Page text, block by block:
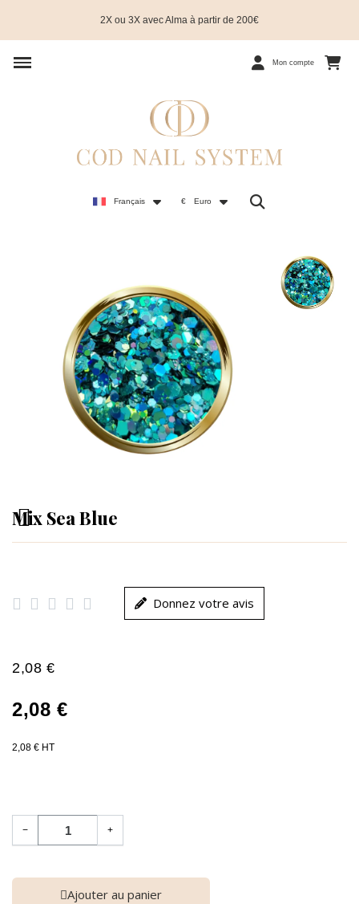
2X ou 3X avec Alma à partir de 200€
Mon compte
Français € Euro
Mix Sea Blue
     Donnez votre avis
2,08 €
2,08 €
2,08 € HT
− +
Ajouter au panier